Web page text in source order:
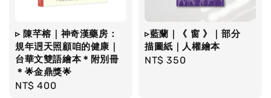
▹ 陳芊榕｜神奇漢藥房：
規年迵天照顧咱的健康｜
台華文雙語繪本＊附別冊
＊🌟金鼎獎🌟
Regular
NT$ 400
▹藍蘭｜《 窗 》｜部分
描圖紙｜人權繪本
Regular
NT$ 350